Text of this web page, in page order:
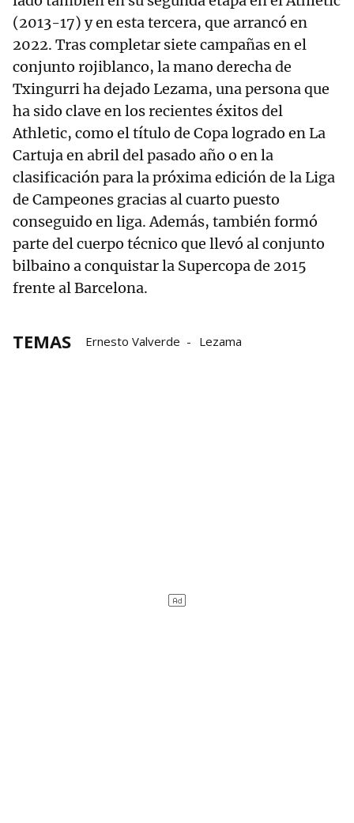
(2013-17) y en esta tercera, que arrancó en
2022. Tras completar siete campañas en el
conjunto rojiblanco, la mano derecha de
Txingurri ha dejado Lezama, una persona que
ha sido clave en los recientes éxitos del
Athletic, como el título de Copa logrado en La
Cartuja en abril del pasado año o en la
clasificación para la próxima edición de la Liga
de Campeones gracias al cuarto puesto
conseguido en liga. Además, también formó
parte del cuerpo técnico que llevó al conjunto
bilbaino a conquistar la Supercopa de 2015
frente al Barcelona.
TEMAS Ernesto Valverde Lezama